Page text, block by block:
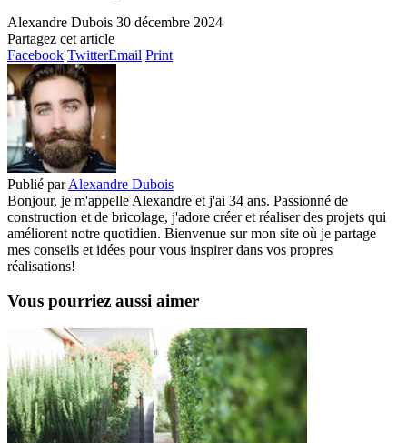
Alexandre Dubois 30 décembre 2024
Partagez cet article
Facebook TwitterEmail Print
Publié par Alexandre Dubois
Bonjour, je m'appelle Alexandre et j'ai 34 ans. Passionné de
construction et de bricolage, j'adore créer et réaliser des projets qui
améliorent notre quotidien. Bienvenue sur mon site où je partage
mes conseils et idées pour vous inspirer dans vos propres
réalisations!
Vous pourriez aussi aimer